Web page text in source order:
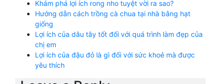
Khám phá lợi ích rong nho tuyệt vời ra sao?
Hướng dẫn cách trồng cà chua tại nhà bằng hạt
giống
Lợi ích của dâu tây tốt đối với quá trình làm đẹp của
chị em
Lợi ích của đậu đỏ là gì đối với sức khoẻ mà được
yêu thích